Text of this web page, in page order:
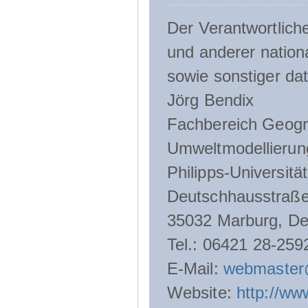
Der
und anderer
sowie sonstiger
Jörg Bendix
Fachbereich
Philipps-
35032 Marburg,
Tel.: 06421 28-
E-Mail:
Website: http://